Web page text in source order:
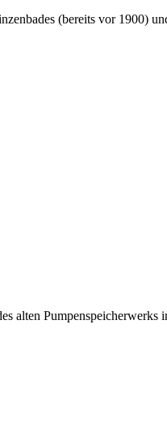
(bereits vor 1900)
alten